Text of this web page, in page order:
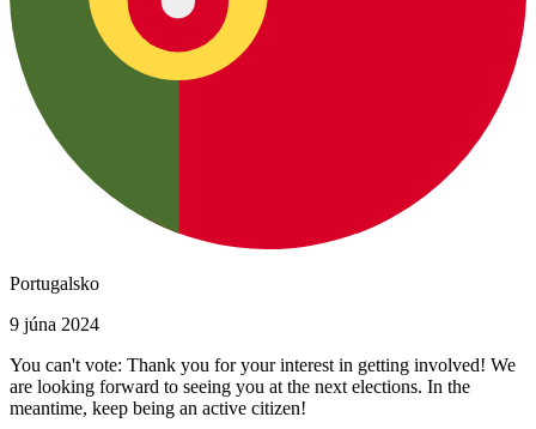
Portugalsko
9 júna 2024
You can't vote: Thank you for your interest in getting involved! We
are looking forward to seeing you at the next elections. In the
meantime, keep being an active citizen!